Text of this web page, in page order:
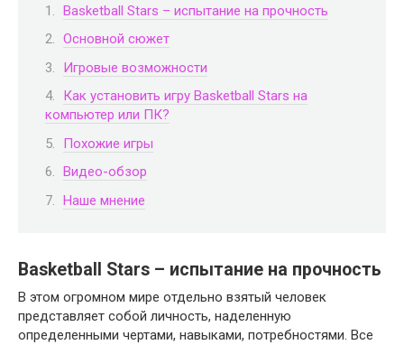
Basketball Stars​ – испытание на прочность
Основной сюжет
Игровые возможности
Как установить игру Basketball Stars​ на
компьютер или ПК?
Похожие игры
Видео-обзор
Наше мнение
Basketball Stars​ – испытание на прочность
В этом огромном мире отдельно взятый человек
представляет собой личность, наделенную
определенными чертами, навыками, потребностями. Все